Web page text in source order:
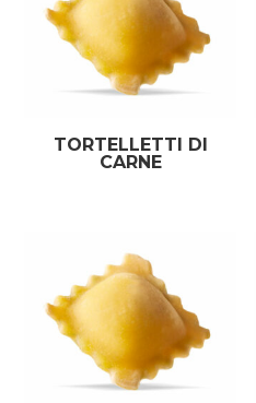
TORTELLETTI DI
CARNE